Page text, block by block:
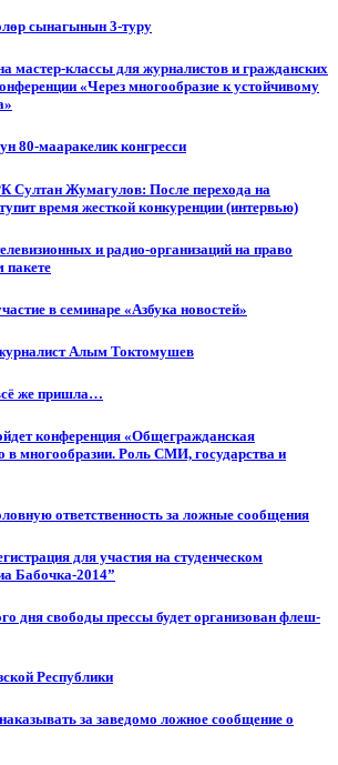
сынагынын 3-туру
мастер-классы для журналистов и гражданских
«Через многообразие к устойчивому
80-мааракелик конгресси
Султан Жумагулов: После перехода на
время жесткой конкуренции (интервью)
и радио-организаций на право
пакете
в семинаре «Азбука новостей»
Алым Токтомушев
же пришла…
конференция «Общегражданская
в многообразии. Роль СМИ, государства и
ответственность за ложные сообщения
для участия на студенческом
Бабочка-2014”
дня свободы прессы будет организован флеш-
Республики
за заведомо ложное сообщение о